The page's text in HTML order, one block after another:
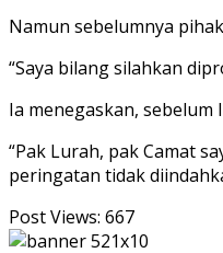
Namun sebelumnya
“Saya bilang silahkan
Ia menegaskan,
“Pak Lurah, pak Camat
peringatan tidak
Post Views: 667